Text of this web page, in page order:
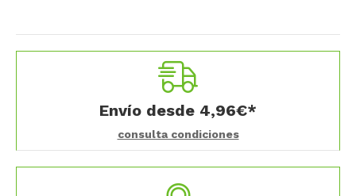
Envío desde 4,96€*
consulta condiciones